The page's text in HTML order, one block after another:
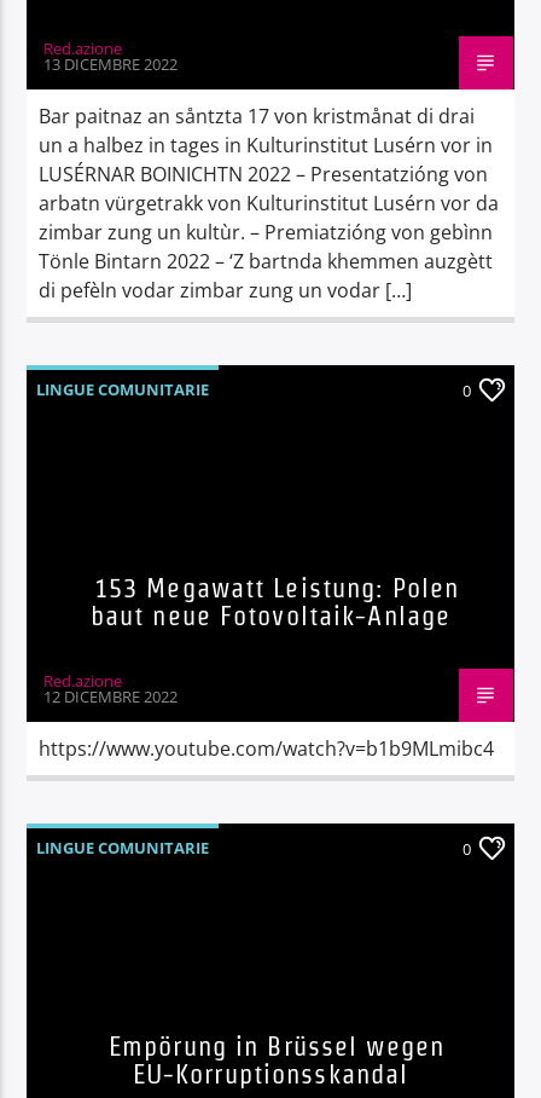
Red.azione
13 DICEMBRE 2022
Bar paitnaz an såntzta 17 von kristmånat di drai
un a halbez in tages in Kulturinstitut Lusérn vor in
LUSÉRNAR BOINICHTN 2022 – Presentatzióng von
arbatn vürgetrakk von Kulturinstitut Lusérn vor da
zimbar zung un kultùr. – Premiatzióng von gebìnn
Tönle Bintarn 2022 – ‘Z bartnda khemmen auzgètt
di pefèln vodar zimbar zung un vodar […]
LINGUE COMUNITARIE 0
153 Megawatt Leistung: Polen
baut neue Fotovoltaik-Anlage
Red.azione
12 DICEMBRE 2022
https://www.youtube.com/watch?v=b1b9MLmibc4
LINGUE COMUNITARIE 0
Empörung in Brüssel wegen
EU-Korruptionsskandal